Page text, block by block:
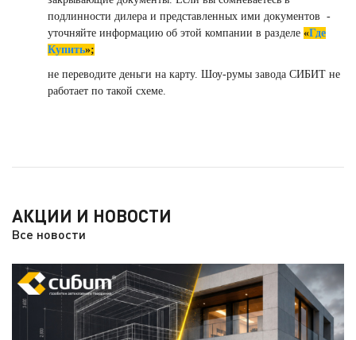
подлинности дилера и представленных ими документов -
уточняйте информацию об этой компании в разделе «Где
Купить»;
не переводите деньги на карту. Шоу-румы завода СИБИТ не
работает по такой схеме.
АКЦИИ И НОВОСТИ
Все новости